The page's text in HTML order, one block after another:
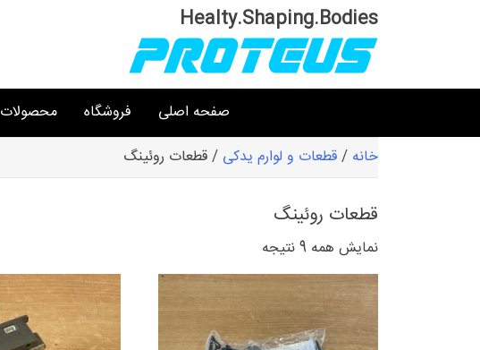
Healty.Shaping.Bodies
صفحه اصلی فروشگاه محصولات
خانه /قطعات و لوارم یدکی / قطعات روئینگ
قطعات روئینگ
نمایش همه 9 نتیجه